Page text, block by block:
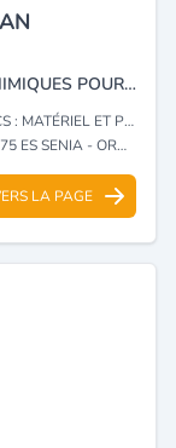
COMMERCIALISATION DE PRODUITS CHIMIQUES POUR BÂTIMENT ET TRAVAUX PUBLICS, BÉTON, RÉNOVATION REVÊTEMENT DES SOLS, ÉTANCHÉITÉ, TOITURES, TRANSPORTS, COLLAGE ET CONSTRUCTION D’INDUSTRIE SIKA.
(IMPORTATION, EXPORTATION)
ES SENIA - ORAN
LA PAGE